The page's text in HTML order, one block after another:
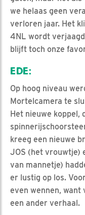
we helaas geen
verloren jaar. Het
4NL wordt
blijft toch onze
EDE:
Op hoog niveau
Mortelcamera te
Het nieuwe koppel,
kreeg een nieuwe
JOS (het vrouwtje)
van mannetje)
er lustig op los.
even wennen, want
een ander verhaal.